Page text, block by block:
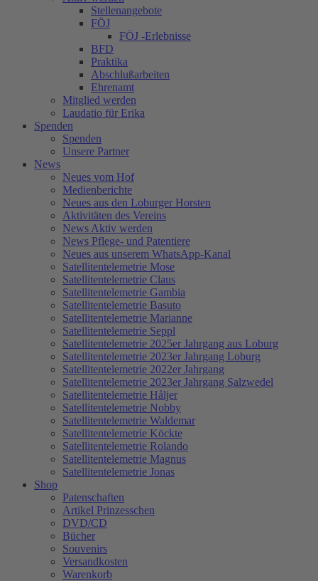
Stellenangebote
FÖJ
FÖJ -Erlebnisse
BFD
Praktika
Abschlußarbeiten
Ehrenamt
Mitglied werden
Laudatio für Erika
Spenden
Spenden
Unsere Partner
News
Neues vom Hof
Medienberichte
Neues aus den Loburger Horsten
Aktivitäten des Vereins
News Aktiv werden
News Pflege- und Patentiere
Neues aus unserem WhatsApp-Kanal
Satellitentelemetrie Mose
Satellitentelemetrie Claus
Satellitentelemetrie Gambia
Satellitentelemetrie Basuto
Satellitentelemetrie Marianne
Satellitentelemetrie Seppl
Satellitentelemetrie 2025er Jahrgang aus Loburg
Satellitentelemetrie 2023er Jahrgang Loburg
Satellitentelemetrie 2022er Jahrgang
Satellitentelemetrie 2023er Jahrgang Salzwedel
Satellitentelemetrie Håljer
Satellitentelemetrie Nobby
Satellitentelemetrie Waldemar
Satellitentelemetrie Köckte
Satellitentelemetrie Rolando
Satellitentelemetrie Magnus
Satellitentelemetrie Jonas
Shop
Patenschaften
Artikel Prinzesschen
DVD/CD
Bücher
Souvenirs
Versandkosten
Warenkorb